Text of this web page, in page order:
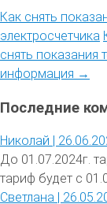
Как снять
электросчетчика
снять показания
информация →
Последние
Николай |
До 01.07.2024г.
тариф будет с
Светлана |